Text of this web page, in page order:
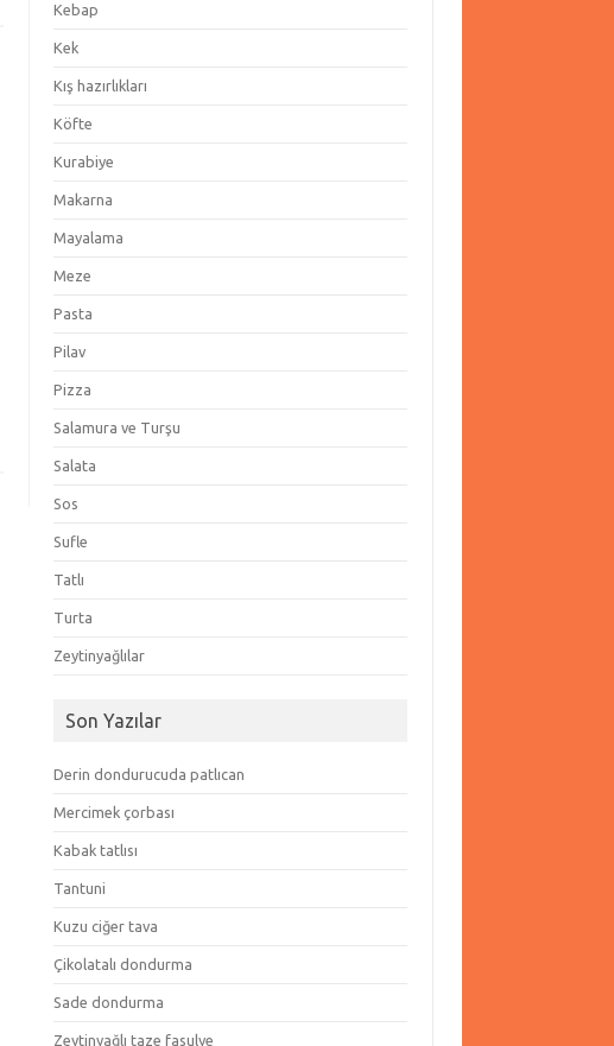
Kebap
Kek
Kış hazırlıkları
Köfte
Kurabiye
Makarna
Mayalama
Meze
Pasta
Pilav
Pizza
Salamura ve Turşu
Salata
Sos
Sufle
Tatlı
Turta
Zeytinyağlılar
Son Yazılar
Derin dondurucuda patlıcan
Mercimek çorbası
Kabak tatlısı
Tantuni
Kuzu ciğer tava
Çikolatalı dondurma
Sade dondurma
Zeytinyağlı taze fasulye